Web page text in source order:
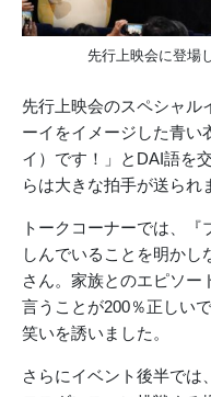
先行上映会に登場
先行上映会のスペシャル
ーイをイメージした青い
イ）です！」とDAI語を
らは大きな拍手が送られ
トークコーナーでは、
しんでいることを明か
さん。家族とのエピソー
言うことが200％正しい
笑いを誘いました。
さらにイベント後半では